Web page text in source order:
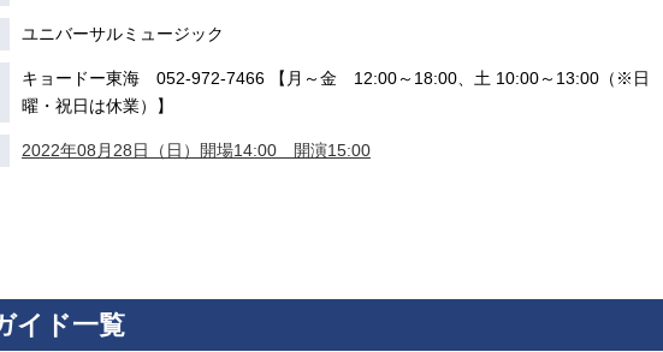
ユニバーサルミュージック
キョードー東海 052-972-7466 【月～金 12:00～18:00、土 10:00～13:00（※日
曜・祝日は休業）】
2022年08月28日（日）開場14:00 開演15:00
イド一覧